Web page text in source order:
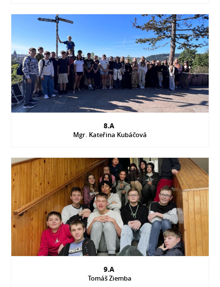
8.A
Mgr. Kateřina Kubáčová
9.A
Tomáš Ziemba